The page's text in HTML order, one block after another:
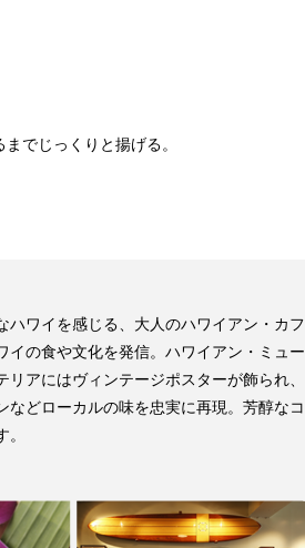
でじっくりと揚げる。
ハワイを感じる、大人のハワイアン・カフ
イの食や文化を発信。ハワイアン・ミュー
アにはヴィンテージポスターが飾られ、
どローカルの味を忠実に再現。芳醇なコ